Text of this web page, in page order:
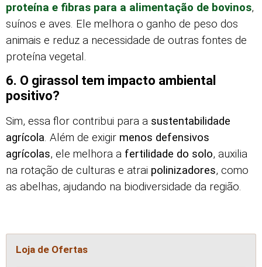
proteína e fibras para a alimentação de bovinos,
suínos e aves. Ele melhora o ganho de peso dos
animais e reduz a necessidade de outras fontes de
proteína vegetal.
6. O girassol tem impacto ambiental
positivo?
Sim, essa flor contribui para a sustentabilidade
agrícola. Além de exigir menos defensivos
agrícolas, ele melhora a fertilidade do solo, auxilia
na rotação de culturas e atrai polinizadores, como
as abelhas, ajudando na biodiversidade da região.
Loja de Ofertas